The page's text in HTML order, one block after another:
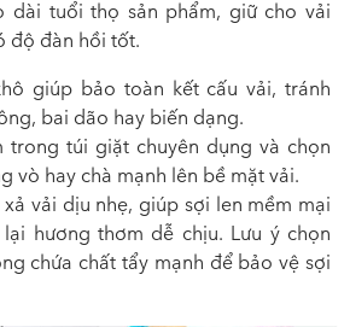
tuổi thọ sản phẩm, giữ cho vải
độ đàn hồi tốt.
giúp bảo toàn kết cấu vải, tránh
bai dão hay biến dạng.
trong túi giặt chuyên dụng và chọn
vò hay chà mạnh lên bề mặt vải.
vải dịu nhẹ, giúp sợi len mềm mại
hương thơm dễ chịu. Lưu ý chọn
chứa chất tẩy mạnh để bảo vệ sợi